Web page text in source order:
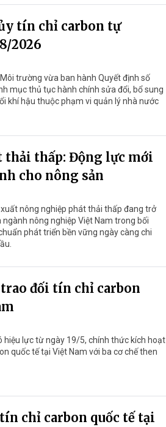
tín chỉ carbon tự
2026
trường vừa ban hành Quyết định số
mục thủ tục hành chính sửa đổi, bổ sung
khí hậu thuộc phạm vi quản lý nhà nước
thải thấp: Động lực mới
cho nông sản
nông nghiệp phát thải thấp đang trở
nông nghiệp Việt Nam trong bối
phát triển bền vững ngày càng chi
trao đối tín chỉ carbon
hiệu lực từ ngày 19/5, chính thức kích hoạt
quốc tế tại Việt Nam với ba cơ chế then
chỉ carbon quốc tế tại